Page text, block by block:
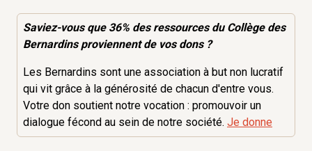
Saviez-vous que 36% desressourcesdu Collège des
Bernardins proviennent de vos dons ?
Les Bernardins sont une association à but non lucratif
qui vit grâce à la générosité de chacun d'entre vous.
Votre don soutient notre vocation : promouvoir un
dialogue fécond au sein de notre société. Je donne